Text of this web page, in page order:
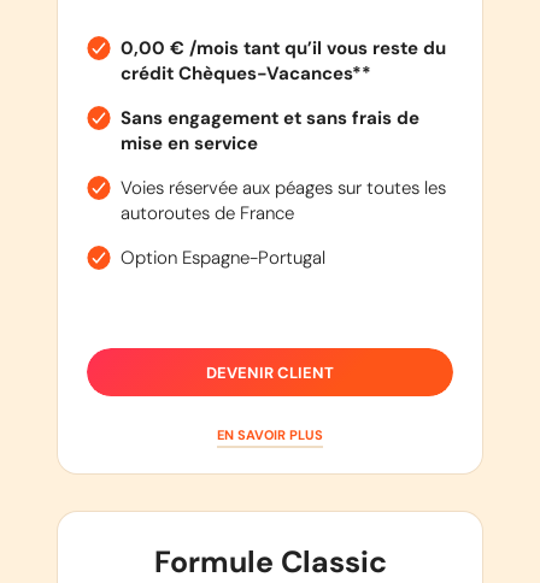
0,00 € /mois tant qu’il vous reste du
crédit Chèques-Vacances**
Sans engagement et sans frais de
mise en service
Voies réservée aux péages sur toutes les
autoroutes de France
Option Espagne-Portugal
DEVENIR CLIENT
EN SAVOIR PLUS
Formule Classic